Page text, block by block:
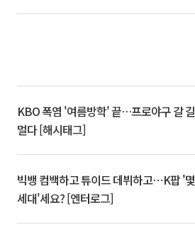
KBO 폭염 '여름방학' 끝…프로야구 갈 길
멀다 [해시태그]
빅뱅 컴백하고 튜이드 데뷔하고⋯K팝 '몇
세대'세요? [엔터로그]